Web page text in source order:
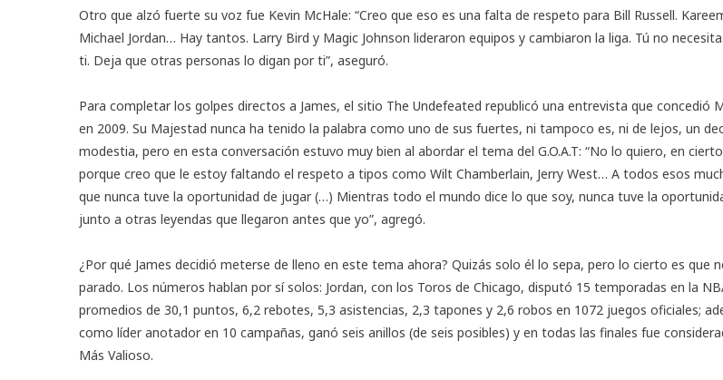
Otro que alzó fuerte su voz fue Kevin McHale: “Creo que eso es una falta de respeto para Bill Russell.
Michael Jordan… Hay tantos. Larry Bird y Magic Johnson lideraron equipos y cambiaron la liga. Tú no
ti. Deja que otras personas lo digan por ti”, aseguró.
Para completar los golpes directos a James, el sitio The Undefeated republicó una entrevista que concedió
en 2009. Su Majestad nunca ha tenido la palabra como uno de sus fuertes, ni tampoco es, ni de lejos, un
modestia, pero en esta conversación estuvo muy bien al abordar el tema del G.O.A.T: “No lo quiero, en
porque creo que le estoy faltando el respeto a tipos como Wilt Chamberlain, Jerry West… A todos esos
que nunca tuve la oportunidad de jugar (…) Mientras todo el mundo dice lo que soy, nunca tuve la
junto a otras leyendas que llegaron antes que yo”, agregó.
¿Por qué James decidió meterse de lleno en este tema ahora? Quizás solo él lo sepa, pero lo cierto es que
parado. Los números hablan por sí solos: Jordan, con los Toros de Chicago, disputó 15 temporadas en la
promedios de 30,1 puntos, 6,2 rebotes, 5,3 asistencias, 2,3 tapones y 2,6 robos en 1072 juegos oficiales;
como líder anotador en 10 campañas, ganó seis anillos (de seis posibles) y en todas las finales fue
Más Valioso.